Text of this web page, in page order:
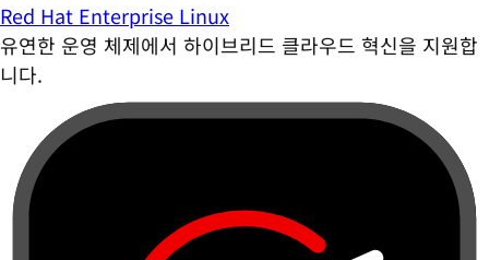
Red Hat Enterprise Linux
유연한 운영 체제에서 하이브리드 클라우드 혁신을 지원합
니다.